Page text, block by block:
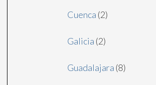
Cuenca (2)
Galicia (2)
Guadalajara (8)